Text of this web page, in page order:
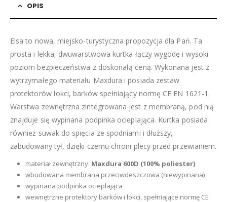
OPIS
Elsa to nowa, miejsko-turystyczna propozycja dla Pań. Ta
prosta i lekka, dwuwarstwowa kurtka łączy wygodę i wysoki
poziom bezpieczeństwa z doskonałą ceną. Wykonana jest z
wytrzymałego materiału Maxdura i posiada zestaw
protektorów łokci, barków spełniający normę CE EN 1621-1.
Warstwa zewnętrzna zintegrowana jest z membraną, pod nią
znajduje się wypinana podpinka ocieplająca. Kurtka posiada
również suwak do spięcia ze spodniami i dłuższy,
zabudowany tył, dzięki czemu chroni plecy przed przewianiem.
materiał zewnętrzny: Maxdura 600D (100% poliester)
wbudowana membrana przeciwdeszczowa (niewypinana)
wypinana podpinka ocieplająca
wewnętrzne protektory barków i łokci, spełniające normę CE